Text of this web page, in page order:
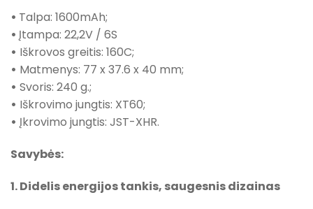
• Talpa: 1600mAh;
• Įtampa: 22,2V / 6S
• Iškrovos greitis: 160C;
• Matmenys: 77 x 37.6 x 40 mm;
• Svoris: 240 g.;
• Iškrovimo jungtis: XT60;
• Įkrovimo jungtis: JST-XHR.
Savybės:
1. Didelis energijos tankis, saugesnis dizainas